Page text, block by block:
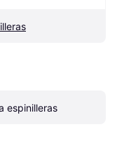
espinilleras